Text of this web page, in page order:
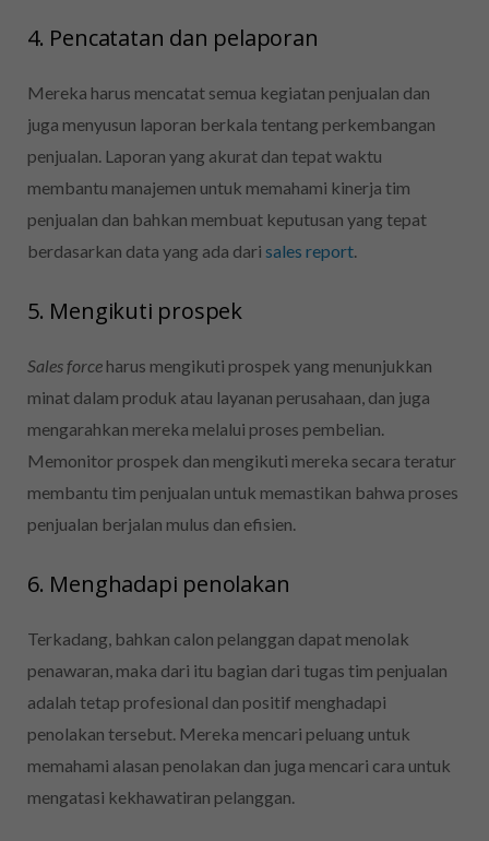
4. Pencatatan dan pelaporan
Mereka harus mencatat semua kegiatan penjualan dan
juga menyusun laporan berkala tentang perkembangan
penjualan. Laporan yang akurat dan tepat waktu
membantu manajemen untuk memahami kinerja tim
penjualan dan bahkan membuat keputusan yang tepat
berdasarkan data yang ada dari sales report.
5. Mengikuti prospek
Sales force harus mengikuti prospek yang menunjukkan
minat dalam produk atau layanan perusahaan, dan juga
mengarahkan mereka melalui proses pembelian.
Memonitor prospek dan mengikuti mereka secara teratur
membantu tim penjualan untuk memastikan bahwa proses
penjualan berjalan mulus dan efisien.
6. Menghadapi penolakan
Terkadang, bahkan calon pelanggan dapat menolak
penawaran, maka dari itu bagian dari tugas tim penjualan
adalah tetap profesional dan positif menghadapi
penolakan tersebut. Mereka mencari peluang untuk
memahami alasan penolakan dan juga mencari cara untuk
mengatasi kekhawatiran pelanggan.